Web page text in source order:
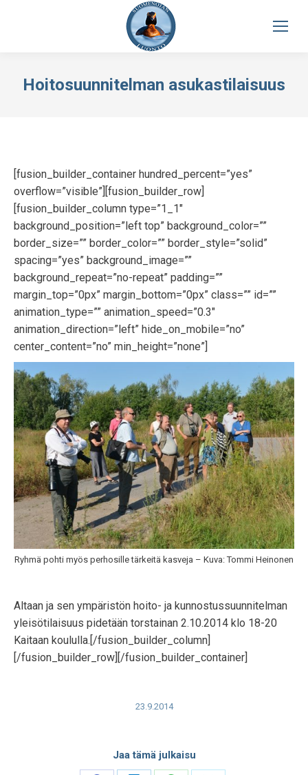
Hoitosuunnitelman asukastilaisuus
[fusion_builder_container hundred_percent=”yes”
overflow=”visible”][fusion_builder_row]
[fusion_builder_column type=”1_1″
background_position=”left top” background_color=””
border_size=”” border_color=”” border_style=”solid”
spacing=”yes” background_image=””
background_repeat=”no-repeat” padding=””
margin_top=”0px” margin_bottom=”0px” class=”” id=””
animation_type=”” animation_speed=”0.3″
animation_direction=”left” hide_on_mobile=”no”
center_content=”no” min_height=”none”]
Ryhmä pohti myös perhosille tärkeitä kasveja – Kuva: Tommi Heinonen
Altaan ja sen ympäristön hoito- ja kunnostussuunnitelman
yleisötilaisuus pidetään torstainan 2.10.2014 klo 18-20
Kaitaan koululla.[/fusion_builder_column]
[/fusion_builder_row][/fusion_builder_container]
23.9.2014
Jaa tämä julkaisu